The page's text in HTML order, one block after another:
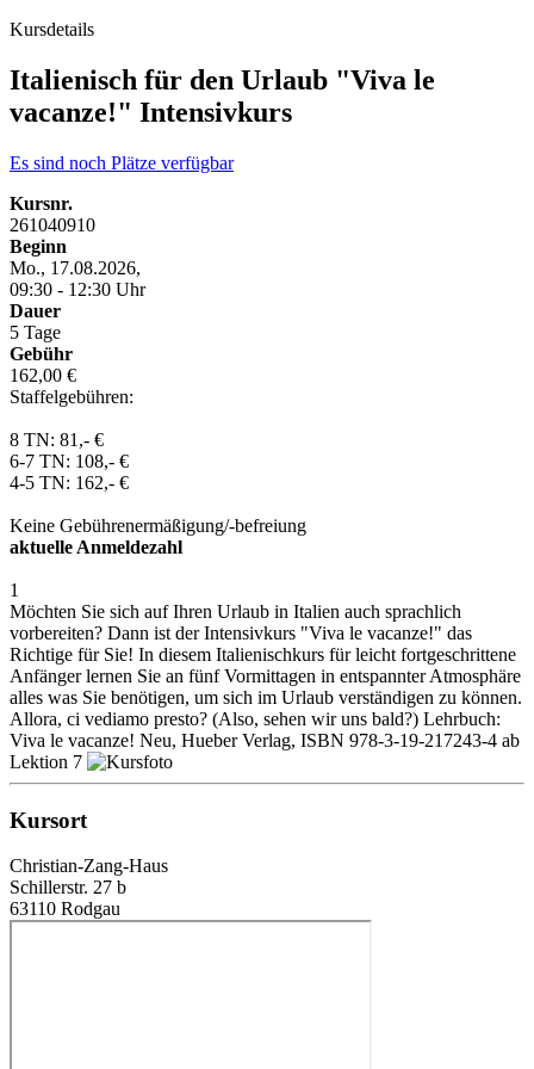
Kursdetails
Italienisch für den Urlaub "Viva le
vacanze!" Intensivkurs
Es sind noch Plätze verfügbar
Kursnr.
261040910
Beginn
Mo., 17.08.2026,
09:30 - 12:30 Uhr
Dauer
5 Tage
Gebühr
162,00 €
Staffelgebühren:
8 TN: 81,- €
6-7 TN: 108,- €
4-5 TN: 162,- €
Keine Gebührenermäßigung/-befreiung
aktuelle Anmeldezahl
1
Möchten Sie sich auf Ihren Urlaub in Italien auch sprachlich
vorbereiten? Dann ist der Intensivkurs "Viva le vacanze!" das
Richtige für Sie! In diesem Italienischkurs für leicht fortgeschrittene
Anfänger lernen Sie an fünf Vormittagen in entspannter Atmosphäre
alles was Sie benötigen, um sich im Urlaub verständigen zu können.
Allora, ci vediamo presto? (Also, sehen wir uns bald?) Lehrbuch:
Viva le vacanze! Neu, Hueber Verlag, ISBN 978-3-19-217243-4 ab
Lektion 7
Kursort
Christian-Zang-Haus
Schillerstr. 27 b
63110 Rodgau